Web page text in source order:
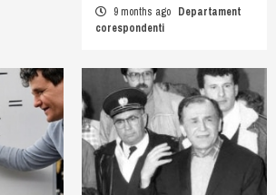
9 months ago Departament
corespondenti